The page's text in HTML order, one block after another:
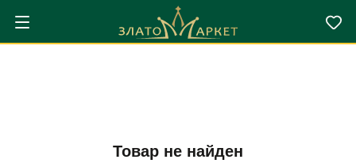
Товар не найден